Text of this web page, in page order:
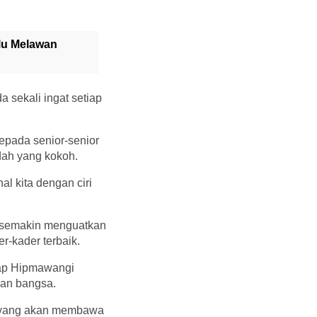
Melawan
sekali ingat setiap
senior-senior
yang kokoh.
kita dengan ciri
menguatkan
kader terbaik.
Hipmawangi
bangsa.
akan membawa